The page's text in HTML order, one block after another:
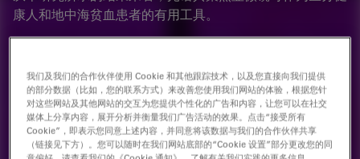
康人和地中海贫血患者的有用工具。
作者
Giulia Ossato , Dr.
我们及我们的合作伙伴使用 Cookie 和其他跟踪技术，以及您直接向我们提供
的部分数据（比如，您的联系方式）来改善您使用我们网站的体验，根据您针
对这些网站及其他网站的交互为您提供个性化的广告和内容，让您可以在社交
媒体上分享内容，展开分析并衡量我们广告活动的效果。点击“接受所有
Cookie”，即表示您同意上述内容，并同意将该数据与我们的合作伙伴共享
（链接见下方）。您可以随时在我们网站底部的“Cookie 设置”部分更改您的同